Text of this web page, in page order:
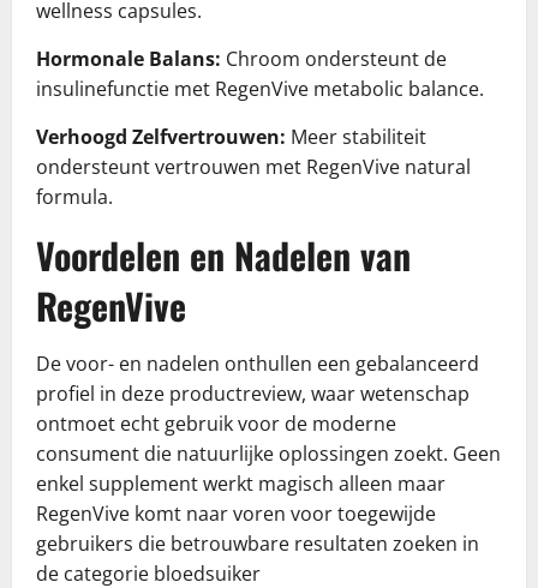
wellness capsules.
Hormonale Balans: Chroom ondersteunt de
insulinefunctie met RegenVive metabolic balance.
Verhoogd Zelfvertrouwen: Meer stabiliteit
ondersteunt vertrouwen met RegenVive natural
formula.
Voordelen en Nadelen van
RegenVive
De voor- en nadelen onthullen een gebalanceerd
profiel in deze productreview, waar wetenschap
ontmoet echt gebruik voor de moderne
consument die natuurlijke oplossingen zoekt. Geen
enkel supplement werkt magisch alleen maar
RegenVive komt naar voren voor toegewijde
gebruikers die betrouwbare resultaten zoeken in
de categorie bloedsuiker